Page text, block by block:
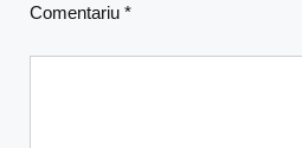
Comentariu *